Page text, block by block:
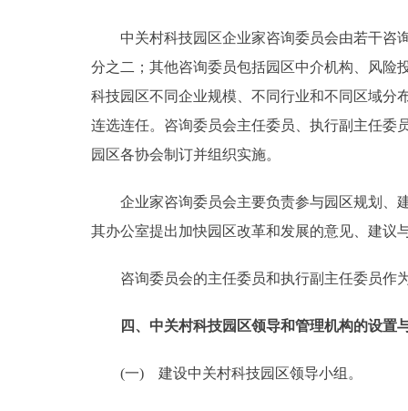
中关村科技园区企业家咨询委员会由若干咨询
分之二；其他咨询委员包括园区中介机构、风险
科技园区不同企业规模、不同行业和不同区域分
连选连任。咨询委员会主任委员、执行副主任委
园区各协会制订并组织实施。
企业家咨询委员会主要负责参与园区规划、建
其办公室提出加快园区改革和发展的意见、建议
咨询委员会的主任委员和执行副主任委员作
四、中关村科技园区领导和管理机构的设置
(一) 建设中关村科技园区领导小组。